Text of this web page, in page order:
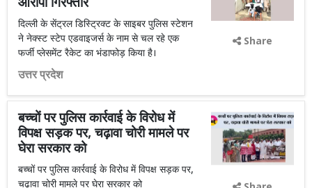
आरोपी गिरफ्तार
दिल्ली के सेंट्रल डिस्ट्रिक्ट के साइबर पुलिस स्टेशन
ने नेक्स्ट स्टेप एडवाइजर्स के नाम से चल रहे एक
फर्जी प्लेसमेंट रैकेट का भंडाफोड़ किया है।
उत्तर प्रदेश
Share
बच्चों पर पुलिस कार्रवाई के विरोध में
विपक्ष सड़क पर, चढ़ावा चोरी मामले पर
घेरा सरकार को
बच्चों पर पुलिस कार्रवाई के विरोध में विपक्ष सड़क पर,
चढ़ावा चोरी मामले पर घेरा सरकार को